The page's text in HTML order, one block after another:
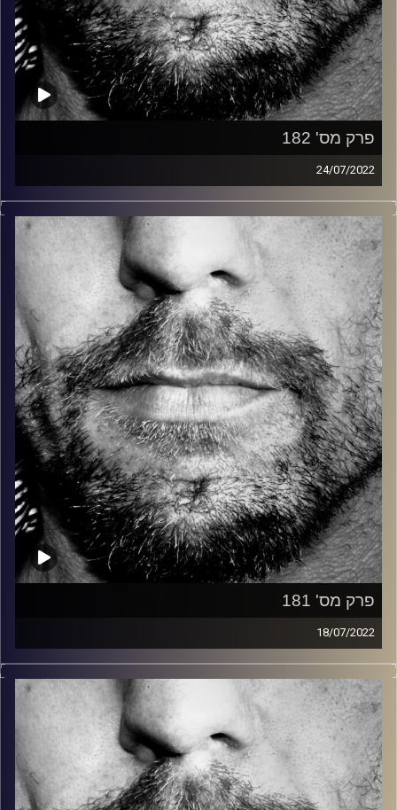
פרק מס' 182
24/07/2022
זיפים, מוזיקה מחוספסת של הופעות חיות. הרבה ג'אם, רוק,
בלוז, bluegrass, ג'אז, Fאנק, פרוגרסיב ואפילו אלקטרוניקה.
כל מה שחי, אמיתי ונושם.
עם שמוליק רגב.
קרדיט תמונות: David Goehring
פרק מס' 181
18/07/2022
זיפים, מוזיקה מחוספסת של הופעות חיות. הרבה ג'אם, רוק,
בלוז, bluegrass, ג'אז, Fאנק, פרוגרסיב ואפילו אלקטרוניקה.
כל מה שחי, אמיתי ונושם.
עם שמוליק רגב.
קרדיט תמונות: David Goehring